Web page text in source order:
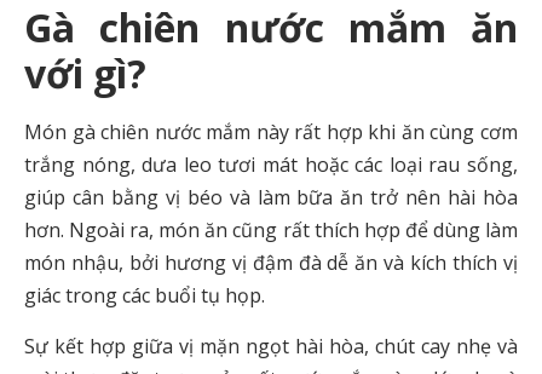
Gà chiên nước mắm ăn
với gì?
Món gà chiên nước mắm này rất hợp khi ăn cùng cơm
trắng nóng, dưa leo tươi mát hoặc các loại rau sống,
giúp cân bằng vị béo và làm bữa ăn trở nên hài hòa
hơn. Ngoài ra, món ăn cũng rất thích hợp để dùng làm
món nhậu, bởi hương vị đậm đà dễ ăn và kích thích vị
giác trong các buổi tụ họp.
Sự kết hợp giữa vị mặn ngọt hài hòa, chút cay nhẹ và